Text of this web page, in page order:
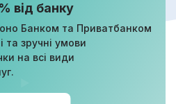
від банку
Банком та Приватбанком
та зручні умови
на всі види